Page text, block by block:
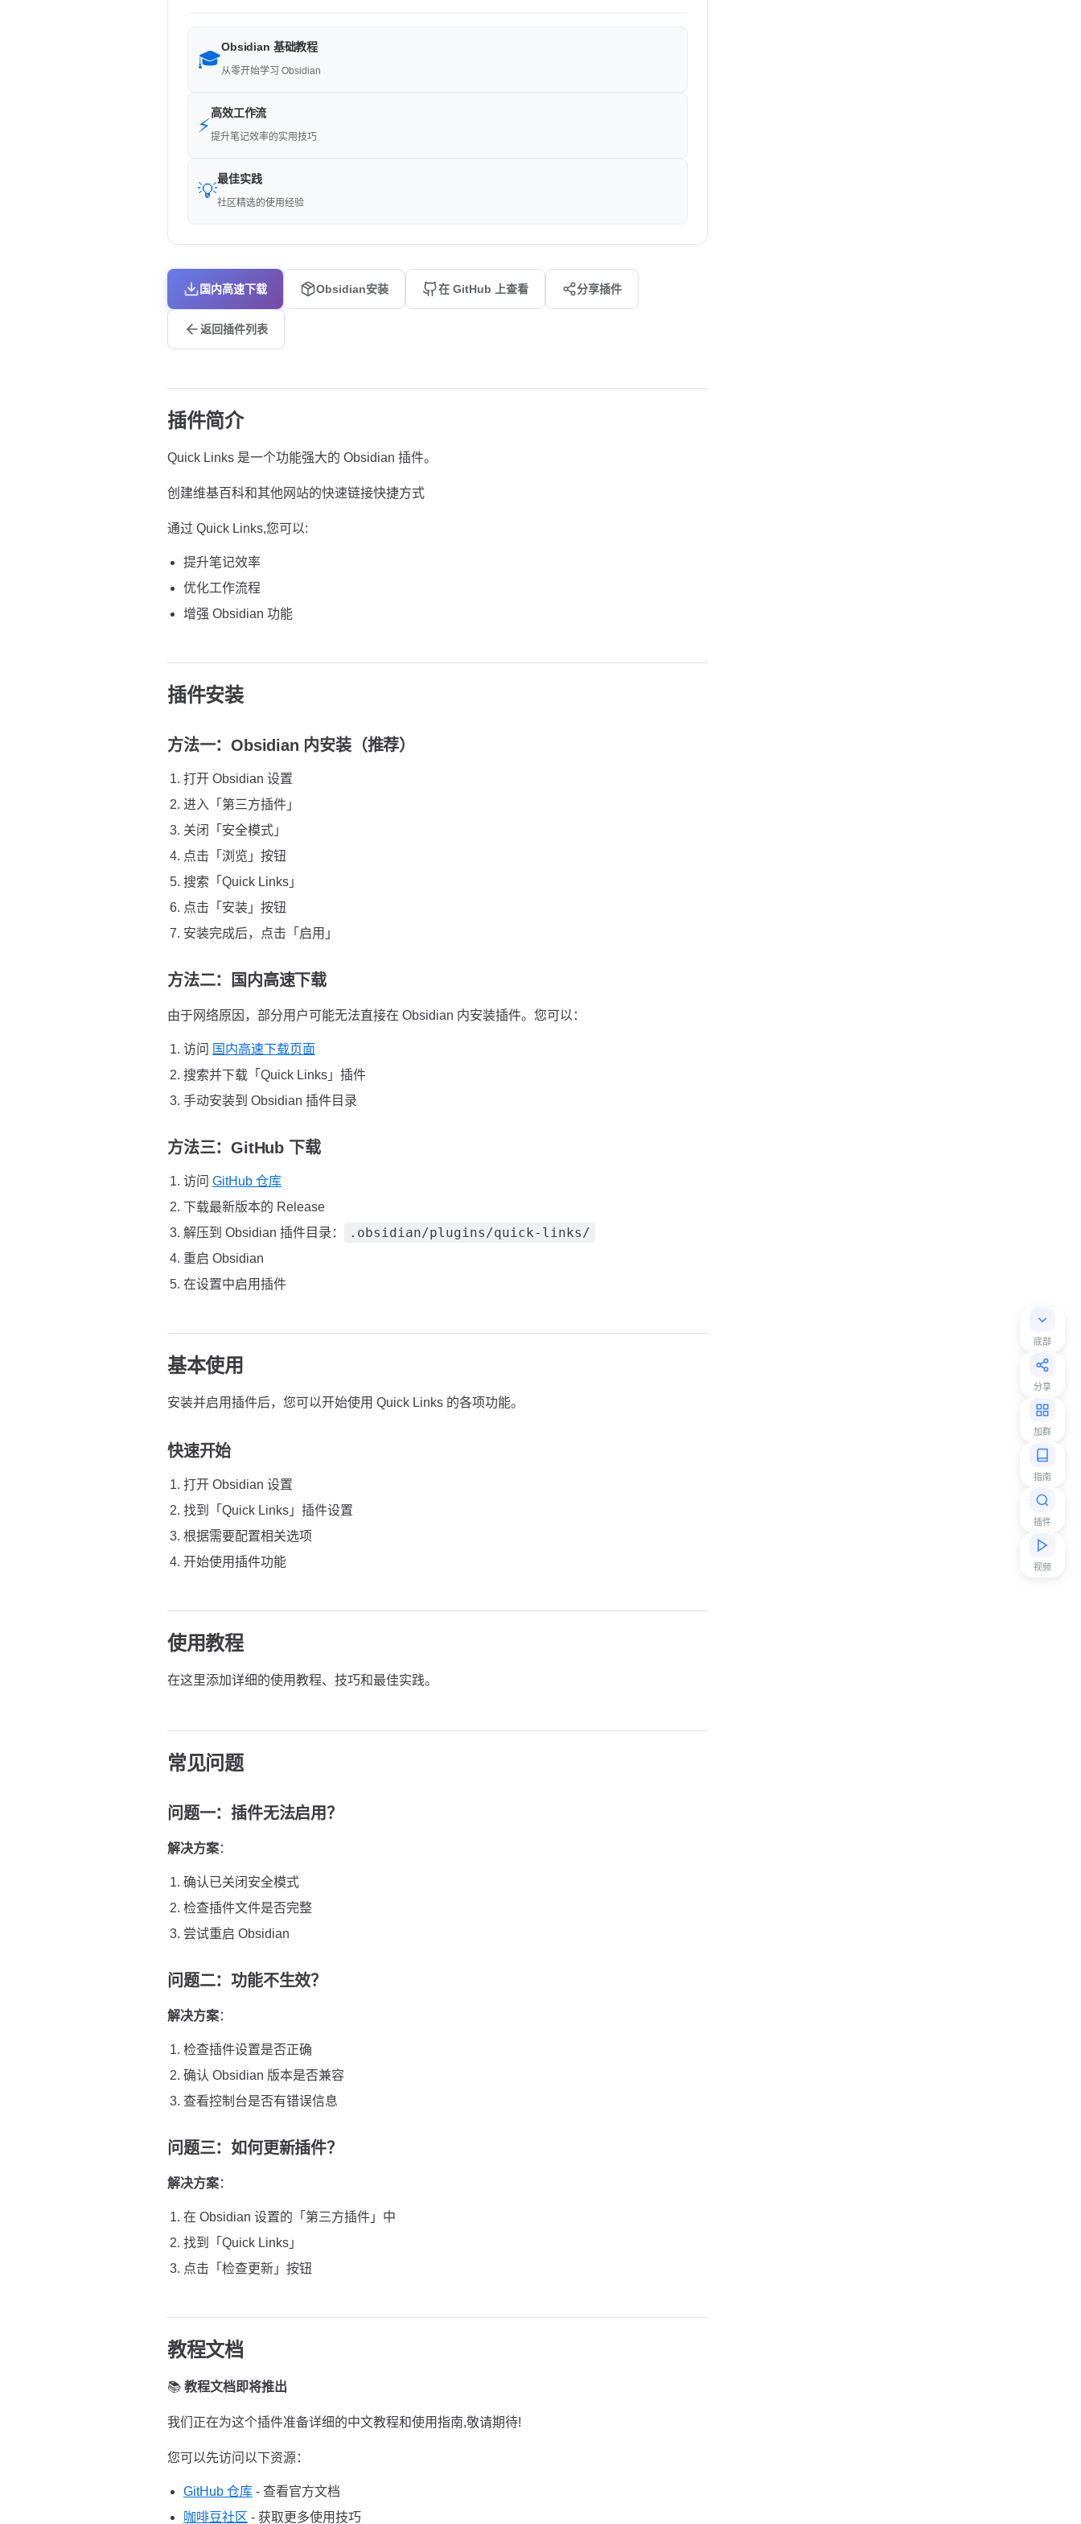
底部
分享
加群
指南
插件
视频
🎓
Obsidian 基础教程
从零开始学习 Obsidian
⚡
高效工作流
提升笔记效率的实用技巧
💡
最佳实践
社区精选的使用经验
国内高速下载 Obsidian安装 在 GitHub 上查看 分享插件
返回插件列表
插件简介
Quick Links 是一个功能强大的 Obsidian 插件。
创建维基百科和其他网站的快速链接快捷方式
通过 Quick Links,您可以:
提升笔记效率
优化工作流程
增强 Obsidian 功能
插件安装
方法一：Obsidian 内安装（推荐）
打开 Obsidian 设置
进入「第三方插件」
关闭「安全模式」
点击「浏览」按钮
搜索「Quick Links」
点击「安装」按钮
安装完成后，点击「启用」
方法二：国内高速下载
由于网络原因，部分用户可能无法直接在 Obsidian 内安装插件。您可以：
访问 国内高速下载页面
搜索并下载「Quick Links」插件
手动安装到 Obsidian 插件目录
方法三：GitHub 下载
访问 GitHub 仓库
下载最新版本的 Release
解压到 Obsidian 插件目录：
.obsidian/plugins/quick-links/
重启 Obsidian
在设置中启用插件
基本使用
安装并启用插件后，您可以开始使用 Quick Links 的各项功能。
快速开始
打开 Obsidian 设置
找到「Quick Links」插件设置
根据需要配置相关选项
开始使用插件功能
使用教程
在这里添加详细的使用教程、技巧和最佳实践。
常见问题
问题一：插件无法启用？
解决方案：
确认已关闭安全模式
检查插件文件是否完整
尝试重启 Obsidian
问题二：功能不生效？
解决方案：
检查插件设置是否正确
确认 Obsidian 版本是否兼容
查看控制台是否有错误信息
问题三：如何更新插件？
解决方案：
在 Obsidian 设置的「第三方插件」中
找到「Quick Links」
点击「检查更新」按钮
教程文档
📚 教程文档即将推出
我们正在为这个插件准备详细的中文教程和使用指南,敬请期待!
您可以先访问以下资源：
GitHub 仓库 - 查看官方文档
咖啡豆社区 - 获取更多使用技巧